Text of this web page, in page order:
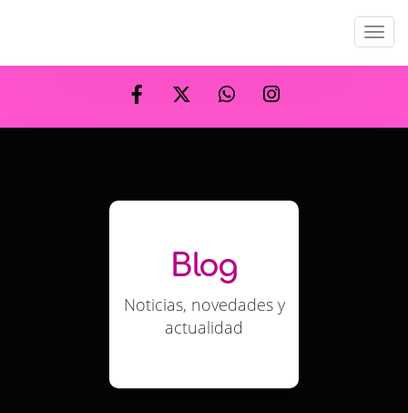
Menu
Blog
Noticias, novedades y
actualidad